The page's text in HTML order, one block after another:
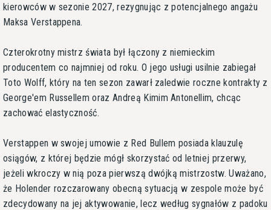
kierowców w sezonie 2027, rezygnując z potencjalnego angażu
Maksa Verstappena.
Czterokrotny mistrz świata był łączony z niemieckim
producentem co najmniej od roku. O jego usługi usilnie zabiegał
Toto Wolff, który na ten sezon zawarł zaledwie roczne kontrakty z
George'em Russellem oraz Andreą Kimim Antonellim, chcąc
zachować elastyczność.
Verstappen w swojej umowie z Red Bullem posiada klauzulę
osiągów, z której będzie mógł skorzystać od letniej przerwy,
jeżeli wkroczy w nią poza pierwszą dwójką mistrzostw. Uważano,
że Holender rozczarowany obecną sytuacją w zespole może być
zdecydowany na jej aktywowanie, lecz według sygnałów z padoku